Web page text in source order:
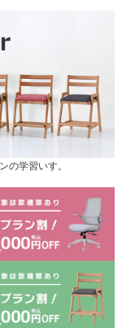
の学習いす。